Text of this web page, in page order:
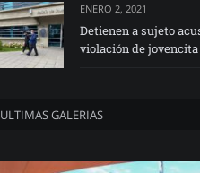
ENERO 2, 2021
Detienen a sujeto
violación de jovencita
ULTIMAS GALERIAS